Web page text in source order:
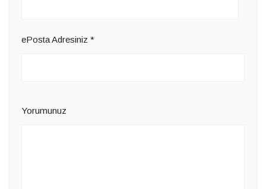
ePosta Adresiniz *
Yorumunuz